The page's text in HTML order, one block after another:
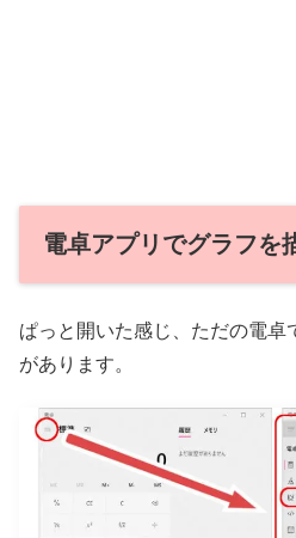
電卓アプリでグラフを
ぱっと開いた感じ、ただの電卓
があります。